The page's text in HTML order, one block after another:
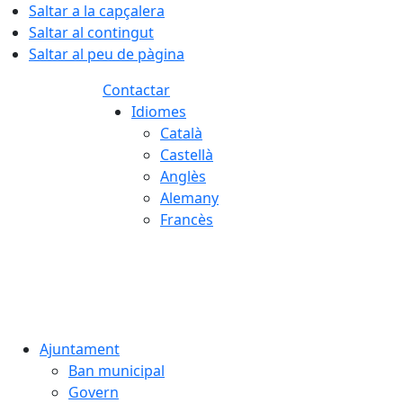
Saltar a la capçalera
Saltar al contingut
Saltar al peu de pàgina
Contactar
Idiomes
Català
Castellà
Anglès
Alemany
Francès
Ajuntament
Ban municipal
Govern